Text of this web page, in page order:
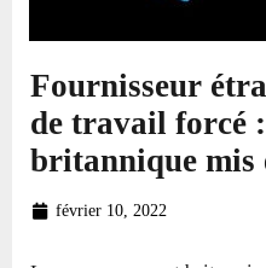
Fournisseur
de travail forcé
britannique mis
février 10, 2022